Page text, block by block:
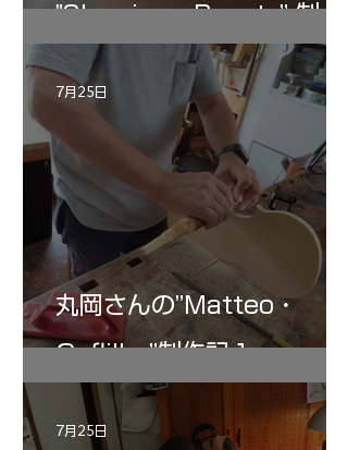
"Sleeping・Beauty” 制作
記 30
丸岡さんの”Matteo・
Gofliller”制作記１
7月25日
7月25日